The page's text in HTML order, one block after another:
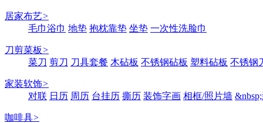
居家布艺>
毛巾浴巾 地垫 抱枕靠垫 坐垫 一次性洗脸巾
刀剪菜板>
菜刀 剪刀 刀具套餐 木砧板 不锈钢砧板 塑料砧板 不锈钢
家装软饰>
对联 日历 周历 台挂历 撕历 装饰字画 相框/照片墙
咖啡具>